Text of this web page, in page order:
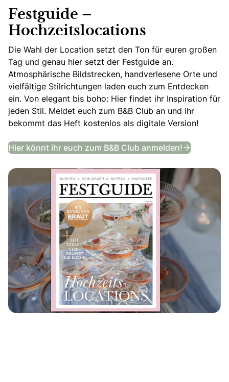
Festguide –
Hochzeitslocations
Die Wahl der Location setzt den Ton für euren großen
Tag und genau hier setzt der Festguide an.
Atmosphärische Bildstrecken, handverlesene Orte und
vielfältige Stilrichtungen laden euch zum Entdecken
ein. Von elegant bis boho: Hier findet ihr Inspiration für
jeden Stil. Meldet euch zum B&B Club an und ihr
bekommt das Heft kostenlos als digitale Version!
Hier könnt ihr euch zum B&B Club anmelden!